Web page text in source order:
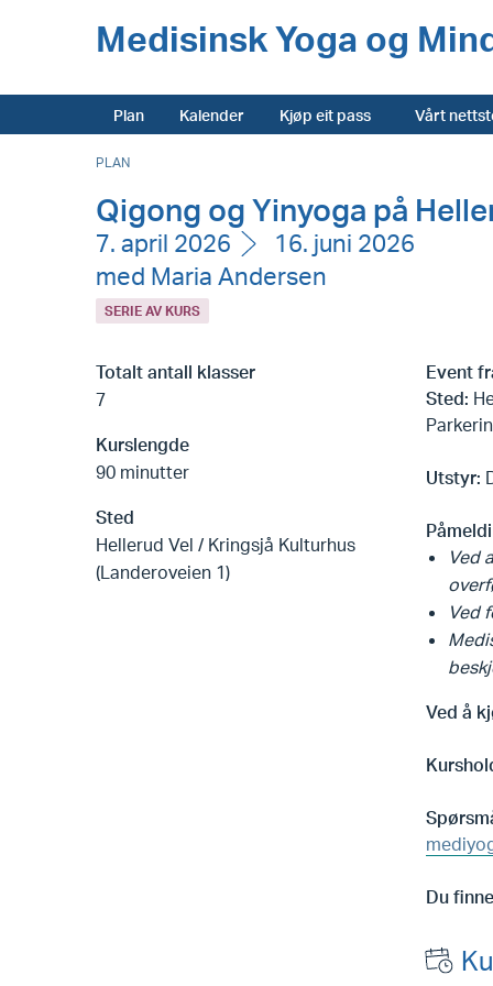
Medisinsk Yoga og
Plan Kalender Kjøp eit pass Vårt
PLAN
Qigong og Yinyoga på
7. april 2026
16. juni 2026
med Maria Andersen
SERIE AV KURS
Totalt antall klasser
7
Kurslengde
90 minutter
Sted
Hellerud Vel / Kringsjå Kulturhus
(Landeroveien 1)
Event
Sted:
Utstyr:
Ved
Ved
Ved å
Du